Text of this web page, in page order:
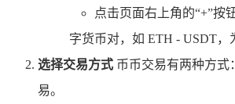
点击页面右上角的“+”按
字货币对，如 ETH - USDT，
选择交易方式 币币交易有两种方式
易。